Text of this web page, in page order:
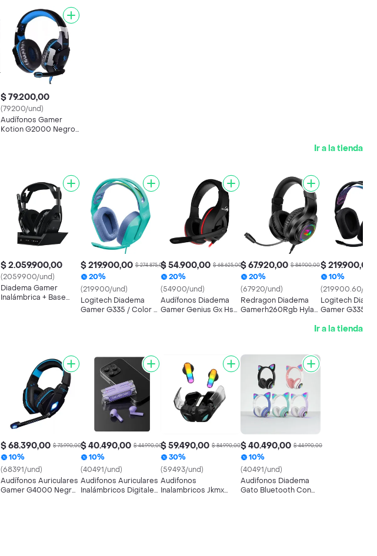
$ 79.200,00
(79200/und)
Audífonos Gamer
Kotion G2000 Negro
Ir a la tienda
$ 2.059.900,00
(2059900/und)
Diadema Gamer
Inalámbrica + Base
$ 219.900,00 $ 274.875,00
20%
(219900/und)
Logitech Diadema
Gamer G335 / Color &
$ 54.900,00 $ 68.625,00
20%
(54900/und)
Audífonos Diadema
Gamer Genius Gx Hs-
$ 67.920,00 $ 84.900,00
20%
(67920/und)
Redragon Diadema
Gamerh260Rgb Hylas
$ 219.900,00
10%
(219900.60/
Logitech
Gamer G335 /
Negro
Ir a la tienda
$ 68.390,00 $ 75.990,00
10%
(68391/und)
Audífonos Auriculares
Gamer G4000 Negro
$ 40.490,00 $ 44.990,00
10%
(40491/und)
Audifonos Auriculares
Inalámbricos Digitales
$ 59.490,00 $ 84.990,00
30%
(59493/und)
Audifonos
Inalambricos Jkmx
$ 40.490,00 $ 44.990,00
10%
(40491/und)
Audifonos Diadema
Gato Bluetooth Con